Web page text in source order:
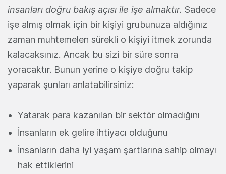
insanları doğru bakış açısı ile işe almaktır. Sadece
işe almış olmak için bir kişiyi grubunuza aldığınız
zaman muhtemelen sürekli o kişiyi itmek zorunda
kalacaksınız. Ancak bu sizi bir süre sonra
yoracaktır. Bunun yerine o kişiye doğru takip
yaparak şunları anlatabilirsiniz:
Yatarak para kazanılan bir sektör olmadığını
İnsanların ek gelire ihtiyacı olduğunu
İnsanların daha iyi yaşam şartlarına sahip olmayı
hak ettiklerini